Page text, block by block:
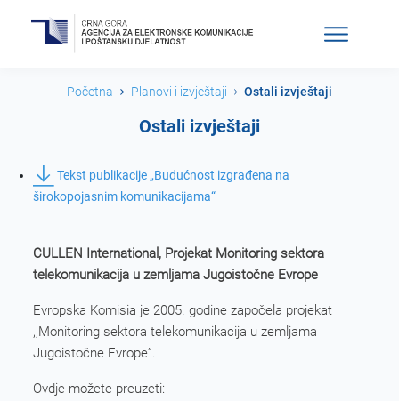
Početna Planovi i izvještaji Ostali izvještaji
Ostali izvještaji
Tekst publikacije „Budućnost izgrađena na
širokopojasnim komunikacijama“
CULLEN International, Projekat Monitoring sektora
telekomunikacija u zemljama Jugoistočne Evrope
Evropska Komisia je 2005. godine započela projekat
,,Monitoring sektora telekomunikacija u zemljama
Jugoistočne Evrope”.
Ovdje možete preuzeti: